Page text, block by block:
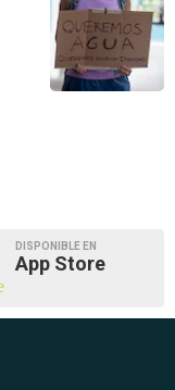
DISPONIBLE EN
App Store